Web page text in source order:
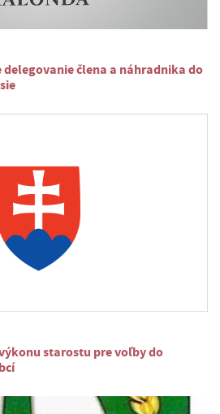
delegovanie člena a náhradnika do
starostu pre voľby do